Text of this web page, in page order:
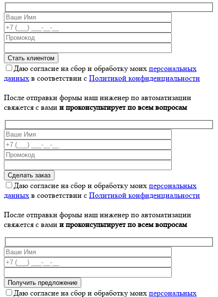
Даю согласие на сбор и обработку моих персональных
данных в соответствии с Политикой конфиденциальности
После отправки формы наш инженер по автоматизации
свяжется с вами и проконсультирует по всем вопросам
Даю согласие на сбор и обработку моих персональных
данных в соответствии с Политикой конфиденциальности
После отправки формы наш инженер по автоматизации
свяжется с вами и проконсультирует по всем вопросам
Даю согласие на сбор и обработку моих персональных